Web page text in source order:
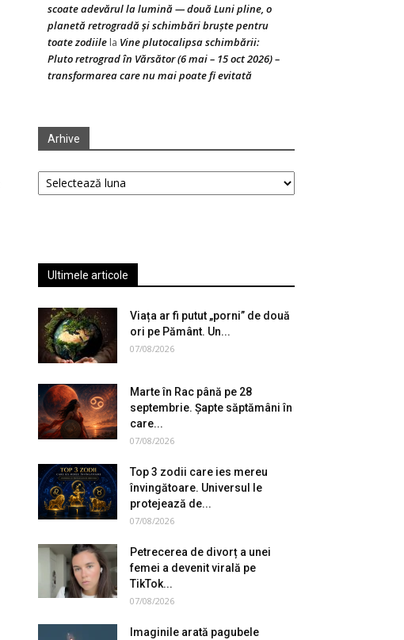
scoate adevărul la lumină — două Luni pline, o
planetă retrogradă și schimbări bruște pentru
toate zodiile la Vine plutocalipsa schimbării:
Pluto retrograd în Vărsător (6 mai – 15 oct 2026) –
transformarea care nu mai poate fi evitată
Arhive
Arhive
Ultimele articole
Viața ar fi putut „porni” de două
ori pe Pământ. Un...
07/08/2026
Marte în Rac până pe 28
septembrie. Șapte săptămâni în
care...
07/08/2026
Top 3 zodii care ies mereu
învingătoare. Universul le
protejează de...
07/08/2026
Petrecerea de divorț a unei
femei a devenit virală pe
TikTok...
07/08/2026
Imaginile arată pagubele